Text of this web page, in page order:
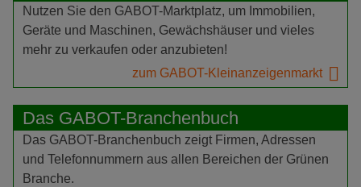
Nutzen Sie den GABOT-Marktplatz, um Immobilien,
Geräte und Maschinen, Gewächshäuser und vieles
mehr zu verkaufen oder anzubieten!
zum GABOT-Kleinanzeigenmarkt
Das GABOT-Branchenbuch
Das GABOT-Branchenbuch zeigt Firmen, Adressen
und Telefonnummern aus allen Bereichen der Grünen
Branche.